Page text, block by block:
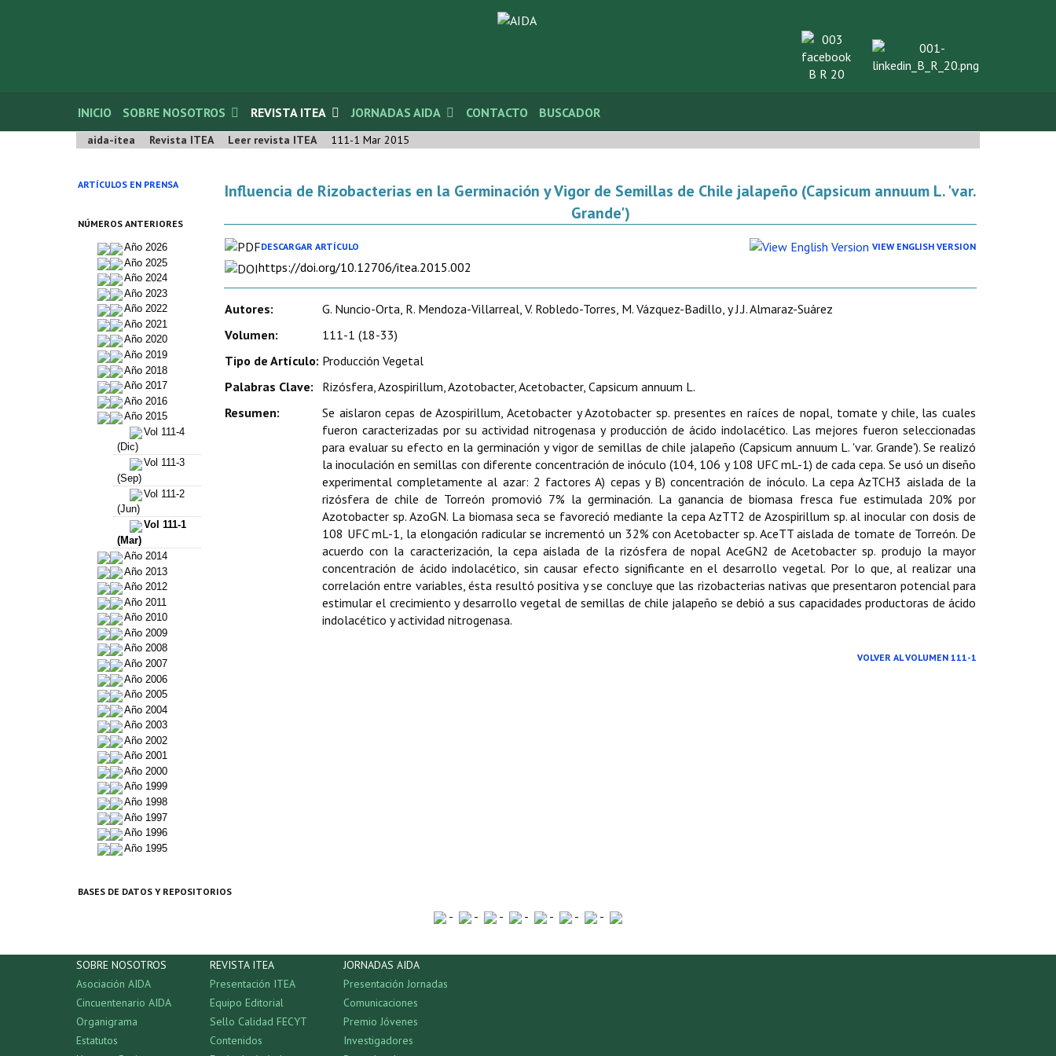
INICIO SOBRE NOSOTROS REVISTA ITEA JORNADAS AIDA CONTACTO BUSCADOR
aida-itea Revista ITEA Leer revista ITEA 111-1 Mar 2015
ARTÍCULOS EN PRENSA
NÚMEROS ANTERIORES
Año 2026
Año 2025
Año 2024
Año 2023
Año 2022
Año 2021
Año 2020
Año 2019
Año 2018
Año 2017
Año 2016
Año 2015
Vol 111-4
(Dic)
Vol 111-3
(Sep)
Vol 111-2
(Jun)
Vol 111-1
(Mar)
Año 2014
Año 2013
Año 2012
Año 2011
Año 2010
Año 2009
Año 2008
Año 2007
Año 2006
Año 2005
Año 2004
Año 2003
Año 2002
Año 2001
Año 2000
Año 1999
Año 1998
Año 1997
Año 1996
Año 1995
Influencia de Rizobacterias en la Germinación y Vigor de Semillas de Chile jalapeño (Capsicum annuum L. 'var.
Grande')
DESCARGAR ARTÍCULO VIEW ENGLISH VERSION
https://doi.org/10.12706/itea.2015.002
Autores:
G. Nuncio-Orta, R. Mendoza-Villarreal, V. Robledo-Torres, M. Vázquez-Badillo, y J.J. Almaraz-Suárez
Volumen:
111-1 (18-33)
Tipo de Artículo: Producción Vegetal
Palabras Clave:
Rizósfera, Azospirillum, Azotobacter, Acetobacter, Capsicum annuum L.
Resumen:
Se aislaron cepas de Azospirillum, Acetobacter y Azotobacter sp. presentes en raíces de nopal, tomate y chile, las cuales
fueron caracterizadas por su actividad nitrogenasa y producción de ácido indolacético. Las mejores fueron seleccionadas
para evaluar su efecto en la germinación y vigor de semillas de chile jalapeño (Capsicum annuum L. 'var. Grande'). Se realizó
la inoculación en semillas con diferente concentración de inóculo (104, 106 y 108 UFC mL-1) de cada cepa. Se usó un diseño
experimental completamente al azar: 2 factores A) cepas y B) concentración de inóculo. La cepa AzTCH3 aislada de la
rizósfera de chile de Torreón promovió 7% la germinación. La ganancia de biomasa fresca fue estimulada 20% por
Azotobacter sp. AzoGN. La biomasa seca se favoreció mediante la cepa AzTT2 de Azospirillum sp. al inocular con dosis de
108 UFC mL-1, la elongación radicular se incrementó un 32% con Acetobacter sp. AceTT aislada de tomate de Torreón. De
acuerdo con la caracterización, la cepa aislada de la rizósfera de nopal AceGN2 de Acetobacter sp. produjo la mayor
concentración de ácido indolacético, sin causar efecto significante en el desarrollo vegetal. Por lo que, al realizar una
correlación entre variables, ésta resultó positiva y se concluye que las rizobacterias nativas que presentaron potencial para
estimular el crecimiento y desarrollo vegetal de semillas de chile jalapeño se debió a sus capacidades productoras de ácido
indolacético y actividad nitrogenasa.
VOLVER AL VOLUMEN 111-1
BASES DE DATOS Y REPOSITORIOS
- - - - - - -
SOBRE NOSOTROS
Asociación AIDA
Cincuentenario AIDA
Organigrama
Estatutos
REVISTA ITEA
Presentación ITEA
Equipo Editorial
Sello Calidad FECYT
Contenidos
JORNADAS AIDA
Presentación Jornadas
Comunicaciones
Premio Jóvenes
Investigadores